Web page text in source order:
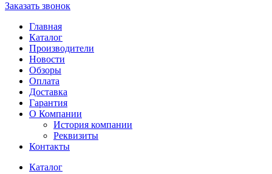
Заказать звонок
Главная
Каталог
Производители
Новости
Обзоры
Оплата
Доставка
Гарантия
О Компании
История компании
Реквизиты
Контакты
Каталог